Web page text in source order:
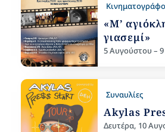
«Μ’
γιασεμί»
5 Αυγούστου –
Συναυλίες
Akylas
Δευτέρα, 10